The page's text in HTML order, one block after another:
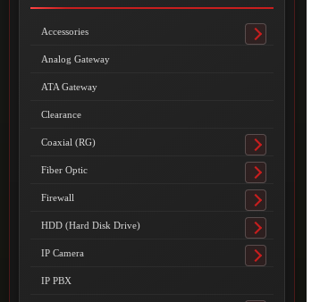
Accessories
Toggle
Analog Gateway
ATA Gateway
Clearance
Coaxial (RG)
Toggle
submenu
Fiber Optic
Toggle
submenu
Firewall
Toggle
submenu
HDD (Hard Disk Drive)
Toggle
submenu
IP Camera
Toggle
IP PBX